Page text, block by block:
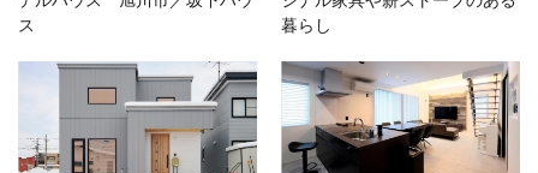
デザイン・テイストは豊富なラインアップから好みのスタイルが
選べます。また、二世帯住宅や平屋、三階建てなど、敷地条件や
家族構成に合わせた最適なプランを提案しています。
一条工務店の家づくりが分かる多彩な施設やサービス
ス
暮らし